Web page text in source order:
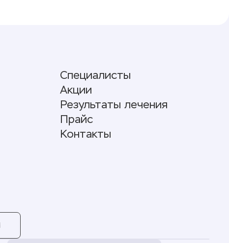
Специалисты
Акции
Результаты лечения
Прайс
Контакты